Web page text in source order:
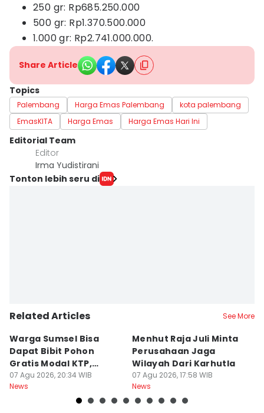
250 gr: Rp685.250.000
500 gr: Rp1.370.500.000
1.000 gr: Rp2.741.000.000.
Share Article
Topics
Palembang Harga Emas Palembang
kota palembang
EmasKITA
Harga Emas Harga Emas Hari Ini
Editorial Team
Editor
Irma Yudistirani
Tonton lebih seru di
Related Articles See More
Warga Sumsel Bisa
Dapat Bibit Pohon
Gratis Modal KTP,
Menhut Beberkan
Caranya
07 Agu 2026, 20:34 WIB
News
Menhut Raja Juli Minta
Perusahaan Jaga
Wilayah Dari Karhutla
07 Agu 2026, 17:58 WIB
News